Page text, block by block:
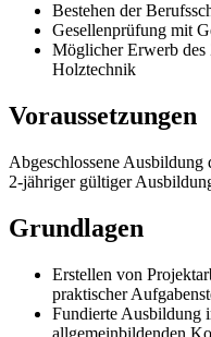
Bestehen der
Gesellenprüfung mit
Möglicher Erwerb
Holztechnik
Voraussetzungen
Abgeschlossene Ausbildung
2-jähriger gültiger
Grundlagen
Erstellen von
praktischer
Fundierte Ausbildung
allgemeinbildenden